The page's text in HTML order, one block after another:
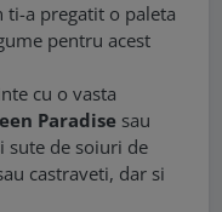
ti-a pregatit o paleta
pentru acest
cu o vasta
Paradise sau
sute de soiuri de
castraveti, dar si